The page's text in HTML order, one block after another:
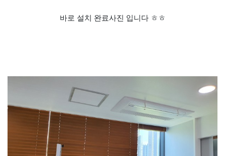
바로 설치 완료사진 입니다 ㅎㅎ